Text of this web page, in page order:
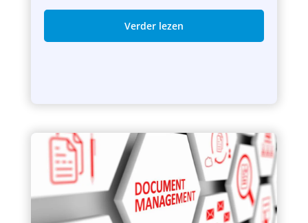
business case opstelt en wanneer een
DMS echt waarde toevoegt aan je
organisatie.
Verder lezen